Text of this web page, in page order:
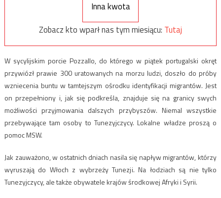
Inna kwota
Zobacz kto wparł nas tym miesiącu: Tutaj
W sycylijskim porcie Pozzallo, do którego w piątek portugalski okręt
przywiózł prawie 300 uratowanych na morzu ludzi, doszło do próby
wzniecenia buntu w tamtejszym ośrodku identyfikacji migrantów. Jest
on przepełniony i, jak się podkreśla, znajduje się na granicy swych
możliwości przyjmowania dalszych przybyszów. Niemal wszystkie
przebywające tam osoby to Tunezyjczycy. Lokalne władze proszą o
pomoc MSW.
Jak zauważono, w ostatnich dniach nasila się napływ migrantów, którzy
wyruszają do Włoch z wybrzeży Tunezji. Na łodziach są nie tylko
Tunezyjczycy, ale także obywatele krajów środkowej Afryki i Syrii.